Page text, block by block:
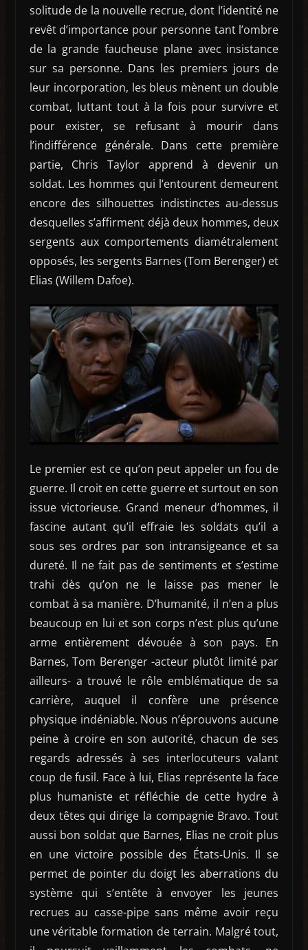
solitude de la nouvelle recrue, dont l’identité ne
revêt d’importance pour personne tant l’ombre
de la grande faucheuse plane avec insistance
sur sa personne. Dans les premiers jours de
leur incorporation, les bleus mènent un double
combat, luttant tout à la fois pour survivre et
pour exister, se refusant à mourir dans
l’indifférence générale. Dans cette première
partie, Chris Taylor apprend à devenir un
soldat. Les hommes qui l’entourent demeurent
encore des silhouettes indistinctes au-dessus
desquelles s’affirment déjà deux hommes, deux
sergents aux comportements diamétralement
opposés, les sergents Barnes (Tom Berenger) et
Elias (Willem Dafoe).
Le premier est ce qu’on peut appeler un fou de
guerre. Il croit en cette guerre et surtout en son
issue victorieuse. Grand meneur d’hommes, il
fascine autant qu’il effraie les soldats qu’il a
sous ses ordres par son intransigeance et sa
dureté. Il ne fait pas de sentiments et s’estime
trahi dès qu’on ne le laisse pas mener le
combat à sa manière. D’humanité, il n’en a plus
beaucoup en lui et son corps n’est plus qu’une
arme entièrement dévouée à son pays. En
Barnes, Tom Berenger -acteur plutôt limité par
ailleurs- a trouvé le rôle emblématique de sa
carrière, auquel il confère une présence
physique indéniable. Nous n’éprouvons aucune
peine à croire en son autorité, chacun de ses
regards adressés à ses interlocuteurs valant
coup de fusil. Face à lui, Elias représente la face
plus humaniste et réfléchie de cette hydre à
deux têtes qui dirige la compagnie Bravo. Tout
aussi bon soldat que Barnes, Elias ne croit plus
en une victoire possible des États-Unis. Il se
permet de pointer du doigt les aberrations du
système qui s’entête à envoyer les jeunes
recrues au casse-pipe sans même avoir reçu
une véritable formation de terrain. Malgré tout,